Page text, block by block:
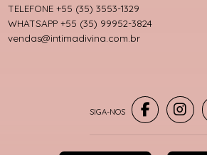
TELEFONE +55 (35) 3553-1329
WHATSAPP +55 (35) 99952-3824
vendas@intimadivina.com.br